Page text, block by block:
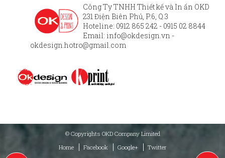
Công Ty TNHH Thiết kế và In ấn OKD
231 Điện Biên Phủ, P.6, Q.3
Hoteline: 0912 865 242 - 0915 02 8844
Email: info@okdesign.vn -
okdesign.hotro@gmail.com
© Copyrights OKD Company Limited
Home
Facebook Google+ Twitter